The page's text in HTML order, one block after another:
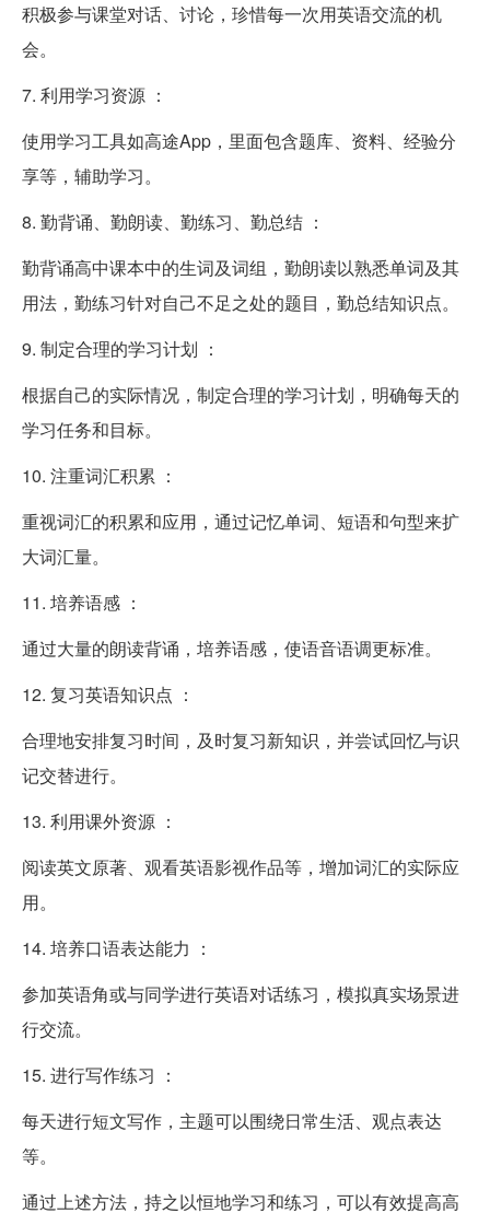
积极参与课堂对话、讨论，珍惜每一次用英语交流的机
会。
7. 利用学习资源 ：
使用学习工具如高途App，里面包含题库、资料、经验分
享等，辅助学习。
8. 勤背诵、勤朗读、勤练习、勤总结 ：
勤背诵高中课本中的生词及词组，勤朗读以熟悉单词及其
用法，勤练习针对自己不足之处的题目，勤总结知识点。
9. 制定合理的学习计划 ：
根据自己的实际情况，制定合理的学习计划，明确每天的
学习任务和目标。
10. 注重词汇积累 ：
重视词汇的积累和应用，通过记忆单词、短语和句型来扩
大词汇量。
11. 培养语感 ：
通过大量的朗读背诵，培养语感，使语音语调更标准。
12. 复习英语知识点 ：
合理地安排复习时间，及时复习新知识，并尝试回忆与识
记交替进行。
13. 利用课外资源 ：
阅读英文原著、观看英语影视作品等，增加词汇的实际应
用。
14. 培养口语表达能力 ：
参加英语角或与同学进行英语对话练习，模拟真实场景进
行交流。
15. 进行写作练习 ：
每天进行短文写作，主题可以围绕日常生活、观点表达
等。
通过上述方法，持之以恒地学习和练习，可以有效提高高